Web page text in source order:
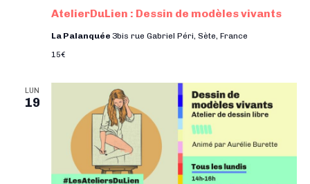
AtelierDuLien : Dessin de modèles vivants
La Palanquée 3bis rue Gabriel Péri, Sète, France
15€
LUN
19